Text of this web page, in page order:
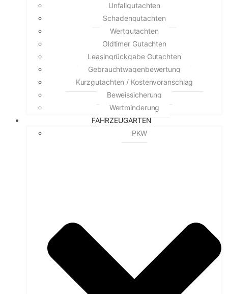
Unfallgutachten
Schadengutachten
Wertgutachten
Oldtimer Gutachten
Leasingrückgabe Gutachten
Gebrauchtwagenbewertung
Kurzgutachten / Kostenvoranschlag
Beweissicherung
Wertminderung
FAHRZEUGARTEN
PKW